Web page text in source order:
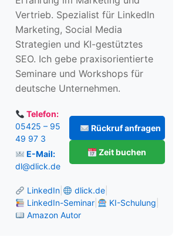
Vertrieb. Spezialist für LinkedIn
Marketing, Social Media
Strategien und KI-gestütztes
SEO. Ich gebe praxisorientierte
Seminare und Workshops für
deutsche Unternehmen.
Telefon:
05425 – 95
49 97 3
E-Mail:
dl@dlick.de
Rückruf anfragen
Zeit buchen
LinkedIn| dlick.de|
LinkedIn-Seminar| KI-Schulung
Amazon Autor